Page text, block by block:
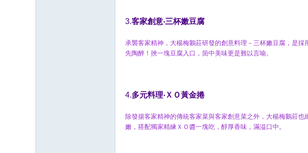
3.客家創意‧三杯嫩豆腐
承襲客家精神，大楊梅鵝莊研發的創意料理－三杯嫩豆腐，是
先陶醉！挾一塊豆腐入口，箇中美味更是難以言喻。
4.多元料理‧ＸＯ黃金捲
除發揚客家精神的傳統客家菜與客家創意菜之外，大楊梅鵝莊
嫩，搭配獨家精練ＸＯ醬一塊吃，醇厚香味，滿溢口中。